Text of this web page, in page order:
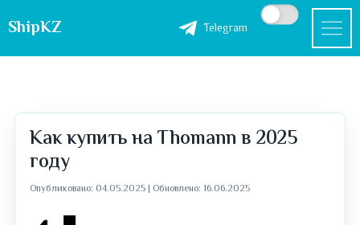
ShipKZ Telegram
Как купить на Thomann в 2025
году
Опубликовано: 04.05.2025 | Обновлено: 16.06.2025